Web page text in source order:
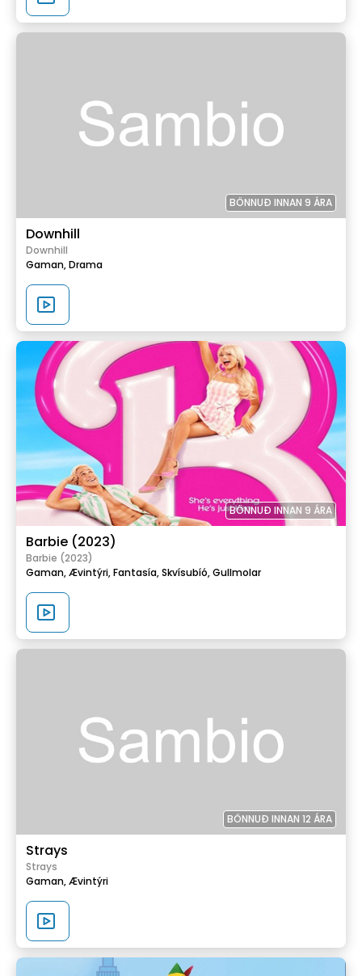
BÖNNUÐ INNAN 9 ÁRA
Downhill
Downhill
Gaman,Drama
BÖNNUÐ INNAN 9 ÁRA
Barbie (2023)
Barbie (2023)
Gaman,Ævintýri,Fantasía,Skvísubíó,Gullmolar
BÖNNUÐ INNAN 12 ÁRA
Strays
Strays
Gaman,Ævintýri